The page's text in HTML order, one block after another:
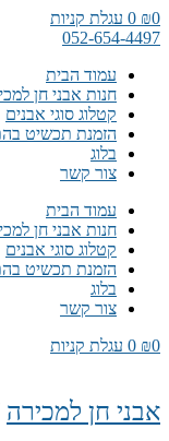
דלג
לתוכן
₪0
0 עגלת קניות
052-654-4497
עמוד הבית
חנות אבני חן
קטלוג סוגי אבנים
הזמנת תכשיט
בלוג
צור קשר
עמוד הבית
חנות אבני חן
קטלוג סוגי אבנים
הזמנת תכשיט
בלוג
צור קשר
₪0
0 עגלת קניות
אבני חן למכירה